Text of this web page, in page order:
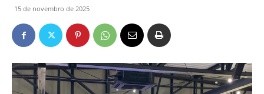
15 de novembro de 2025